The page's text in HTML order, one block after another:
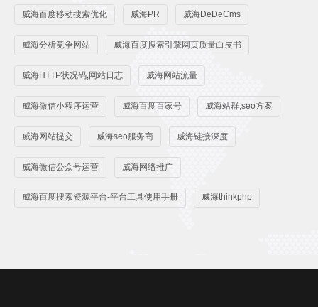
威海百度移动搜索优化 威海PR 威海DeDeCms
威海分析竞争网站 威海百度搜索引擎网页质量白皮书
威海HTTP状况码,网站日志 威海网站流量
威海微信小程序运营 威海百度百家号 威海站群,seo方案
威海网站提交 威海seo服务商 威海链接深度
威海微信公众号运营 威海网络推广
威海百度搜索资源平台-平台工具使用手册 威海thinkphp